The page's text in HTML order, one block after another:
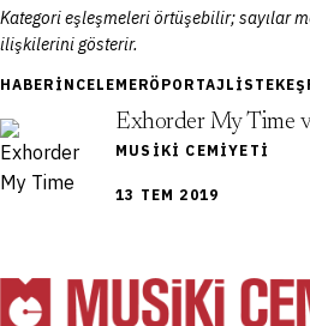
Kategori eşleşmeleri örtüşebilir; sayılar
ilişkilerini gösterir.
HABER İNCELEMERÖPORTAJ LISTE
13 TEM 2019
Exhorder My Time
MUSIKI CEMIYETI